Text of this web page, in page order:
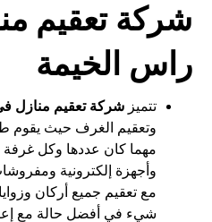
شركة تعقيم
راس الخيمة
تتميزشركة تعقيم منازل
وتعقيم الغرف حيث يقوم
مهما كان عددها وكل
وأجهزة إلكترونية
مع تعقيم جميع أركان
شيء في أفضل حالة مع